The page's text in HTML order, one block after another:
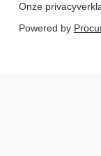
Onze
Powered by